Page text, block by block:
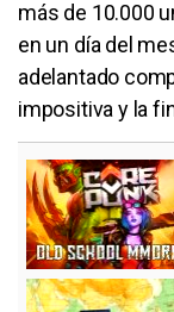
más de 10.000
en un día del
adelantado
impositiva y la